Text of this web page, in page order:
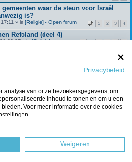
Privacybeleid
analyse van onze bezoekersgegevens, om
inhoud te tonen en om u een
Voor meer informatie over de cookies
Weigeren
waar de steun voor Israël
is?
1 2 3 4
» in [Religie] - Open forum
Refoland (deel 4)
09:27 » in[Religie] -
weergeven
Ga naar